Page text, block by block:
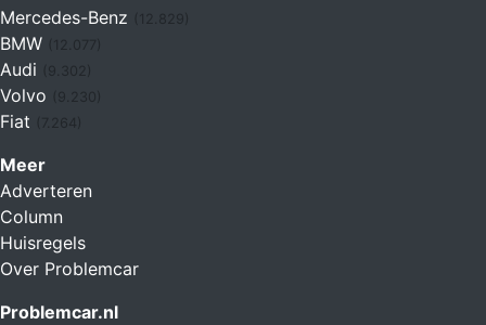
Mercedes-Benz
BMW
Audi
Volvo
Fiat (7.264)
Meer
Adverteren
Column
Huisregels
Over Problemcar
Problemcar.nl